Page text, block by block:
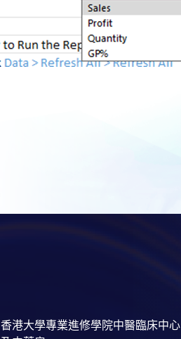
香港大學專業進修學院中醫臨床中心